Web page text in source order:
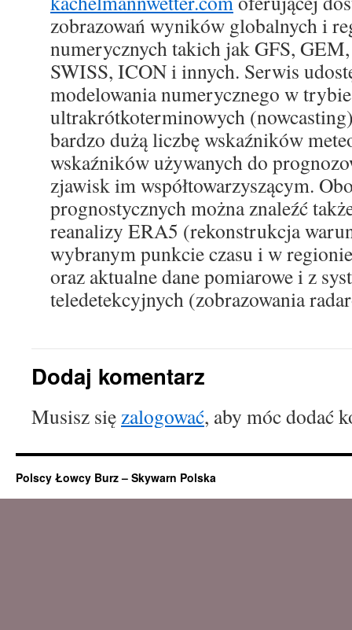
zobrazowań wyników globalnych i
numerycznych takich jak GFS,
SWISS, ICON i innych. Serwis
modelowania numerycznego w
ultrakrótkoterminowych
bardzo dużą liczbę wskaźników
wskaźników używanych do
zjawisk im współtowarzyszącym.
prognostycznych można znaleźć
reanalizy ERA5 (rekonstrukcja
wybranym punkcie czasu i w
oraz aktualne dane pomiarowe i z
teledetekcyjnych (zobrazowania
Dodaj komentarz
Musisz się zalogować, aby móc dodać
Polscy Łowcy Burz – Skywarn Polska